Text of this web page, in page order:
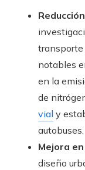
transporte
notables
en la
de
vial y
autobuses.
Mejora
diseño